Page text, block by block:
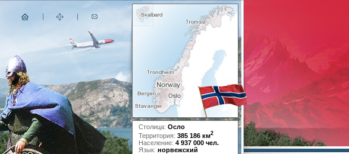
Столица: Осло
Территория: 385 186 км2
Население: 4 937 000 чел.
Язык: норвежский